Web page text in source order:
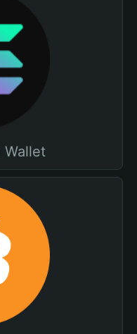
Wallet